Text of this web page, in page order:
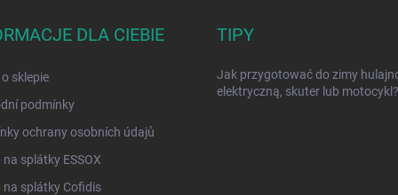
DLA CIEBIE
sklepie
podmínky
ochrany osobních údajů
na splátky ESSOX
na splátky Cofidis
TIPY
Jak przygotować do zimy
elektryczną, skuter lub motocykl?